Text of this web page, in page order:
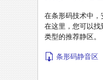
在条形码技术中，
在这里，您可以找
类型的推荐静区。
条形码静音区